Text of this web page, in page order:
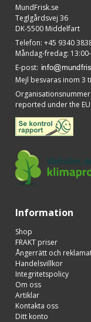
MundFrisk.se
Teglgårdsvej 36
DK-5500 Middelfart
Telefon: +45 9340
Måndag-fredag:
E-post:
Mejl besvaras inom 3
Organisationsnummer
reported under the EU
Information
Shop
FRAKT priser
Ångerrätt och
Handelsvillkor
Integritetspolicy
Om oss
Artiklar
Kontakta oss
Ditt konto